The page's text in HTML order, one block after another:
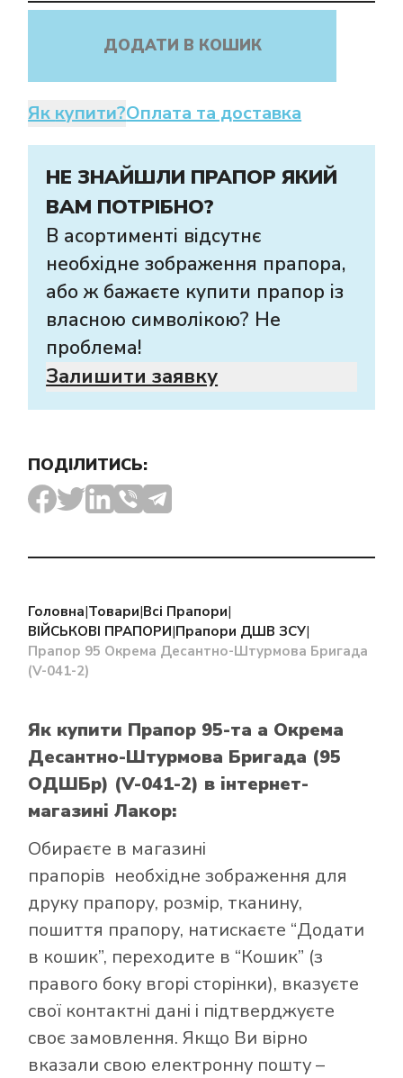
ДОДАТИ В КОШИК
Як купити?Оплата та доставка
НЕ ЗНАЙШЛИ ПРАПОР ЯКИЙ
ВАМ ПОТРІБНО?
В асортименті відсутнє
необхідне зображення прапора,
або ж бажаєте купити прапор із
власною символікою? Не
проблема!
Залишити заявку
ПОДІЛИТИСЬ:
Головна|Товари|Всі Прапори|
ВІЙСЬКОВІ ПРАПОРИ|Прапори ДШВ ЗСУ|
Прапор 95 Окрема Десантно-Штурмова Бригада
(V-041-2)
Як купити Прапор 95-та а Окрема
Десантно-Штурмова Бригада (95
ОДШБр) (V-041-2) в інтернет-
магазині Лакор:
Обираєте в магазині
прапорів необхідне зображення для
друку прапору, розмір, тканину,
пошиття прапору, натискаєте “Додати
в кошик”, переходите в “Кошик” (з
правого боку вгорі сторінки), вказуєте
свої контактні дані і підтверджуєте
своє замовлення. Якщо Ви вірно
вказали свою електронну пошту –